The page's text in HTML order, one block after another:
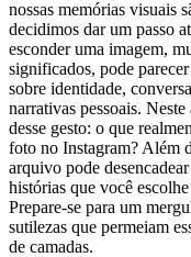
nossas ​memórias​ visuais
decidimos dar⁤ um ​passo
esconder⁣ uma imagem,‍
significados, ⁤pode
sobre identidade,
narrativas pessoais.
desse gesto: o que
foto ⁢no Instagram? ⁢Além
arquivo pode
histórias que você
Prepare-se⁣ para um
sutilezas que permeiam
de camadas.